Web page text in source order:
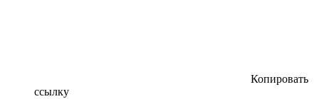
Копировать
ссылку